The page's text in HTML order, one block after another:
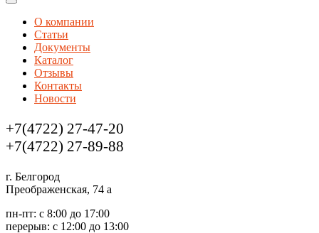
Toggle
Primary
menu О компании
Статьи
Документы
Каталог
Отзывы
Контакты
Новости
Call
us
+7(4722) 27-47-20
+7(4722) 27-89-88
г. Белгород
Преображенская, 74 а
пн-пт: с 8:00 до 17:00
перерыв: с 12:00 до 13:00